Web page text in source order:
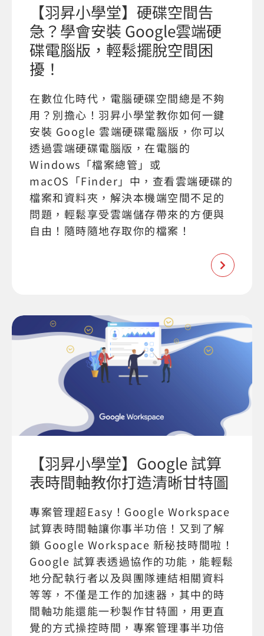
【羽昇小學堂】硬碟空間告
急？學會安裝 Google雲端硬
碟電腦版，輕鬆擺脫空間困
擾！
在數位化時代，電腦硬碟空間總是不夠
用？別擔心！羽昇小學堂教你如何一鍵
安裝 Google 雲端硬碟電腦版，你可以
透過雲端硬碟電腦版，在電腦的
Windows「檔案總管」或
macOS「Finder」中，查看雲端硬碟的
檔案和資料夾，解決本機端空間不足的
問題，輕鬆享受雲端儲存帶來的方便與
自由！隨時隨地存取你的檔案！
【羽昇小學堂】Google 試算
表時間軸教你打造清晰甘特圖
專案管理超Easy！Google Workspace
試算表時間軸讓你事半功倍！又到了解
鎖 Google Workspace 新秘技時間啦！
Google 試算表透過協作的功能，能輕鬆
地分配執行者以及與團隊連結相關資料
等等，不僅是工作的加速器，其中的時
間軸功能還能一秒製作甘特圖，用更直
覺的方式操控時間，專案管理事半功倍